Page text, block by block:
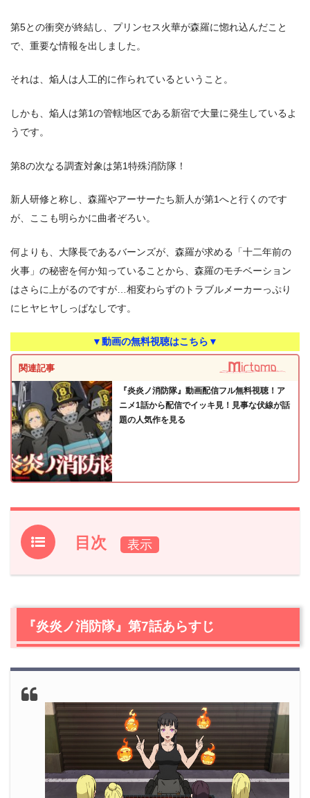
第5との衝突が終結し、プリンセス火華が森羅に惚れ込んだこと
で、重要な情報を出しました。
それは、焔人は人工的に作られているということ。
しかも、焔人は第1の管轄地区である新宿で大量に発生しているよ
うです。
第8の次なる調査対象は第1特殊消防隊！
新人研修と称し、森羅やアーサーたち新人が第1へと行くのです
が、ここも明らかに曲者ぞろい。
何よりも、大隊長であるバーンズが、森羅が求める「十二年前の
火事」の秘密を何か知っていることから、森羅のモチベーション
はさらに上がるのですが…相変わらずのトラブルメーカーっぷり
にヒヤヒヤしっぱなしです。
▼動画の無料視聴はこちら▼
関連記事
『炎炎ノ消防隊』動画配信フル無料視聴！ア
ニメ1話から配信でイッキ見！見事な伏線が話
題の人気作を見る
目次
1.『炎炎ノ消防隊』第7話あらすじ
2.1焔人は人工的に作られている
2.2新人研修配属制度を使い、森羅は第1へ潜入
2.4
2.5隊長たち、仕事をしろ
『炎炎ノ消防隊』第7話まとめ
『炎炎ノ消防隊』第7話あらすじ